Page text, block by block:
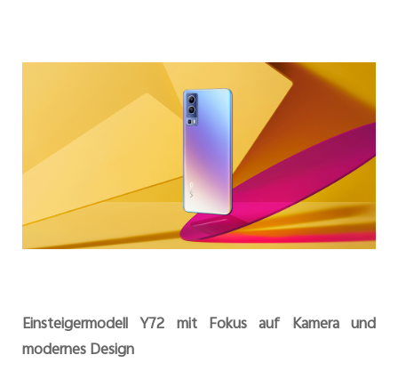
Einsteigermodell Y72 mit Fokus auf Kamera und
modernes Design